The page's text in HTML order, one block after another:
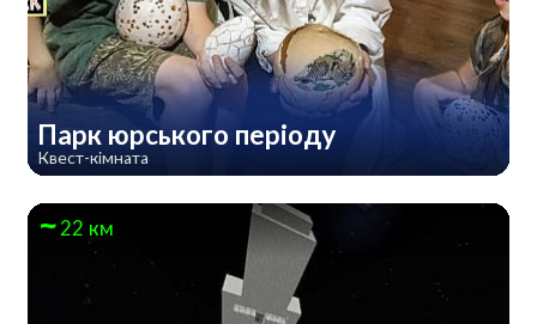
Парк юрського періоду
Квест-кімната
22 км